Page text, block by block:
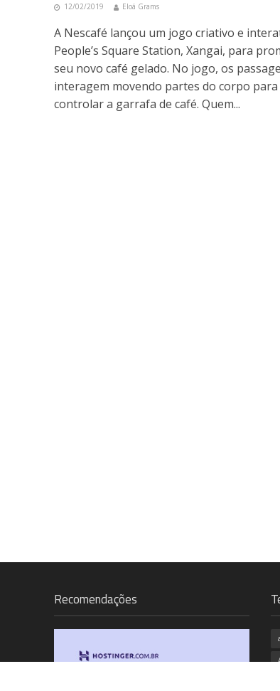
12/02/2019 Eloá Grams
A Nescafé lançou um jogo criativo e
People’s Square Station, Xangai, para
seu novo café gelado. No jogo, os
interagem movendo partes do corpo para
controlar a garrafa de café. Quem...
Recomendações